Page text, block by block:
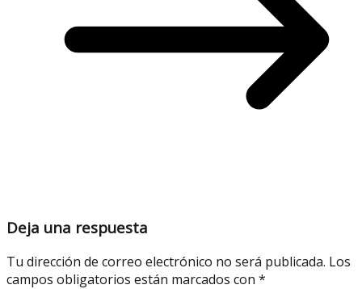
Deja una respuesta
Tu dirección de correo electrónico no será publicada. Los
campos obligatorios están marcados con *